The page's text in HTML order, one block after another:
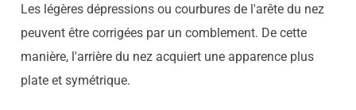
Les légères dépressions ou courbures de l'arête du nez
peuvent être corrigées par un comblement. De cette
manière, l'arrière du nez acquiert une apparence plus
plate et symétrique.